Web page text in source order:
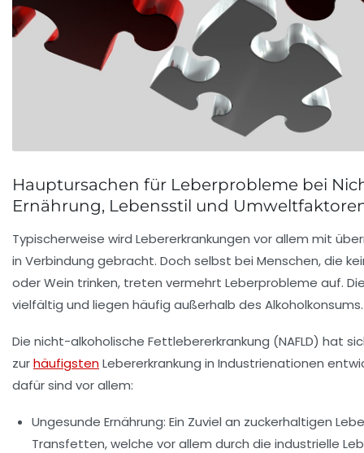
Hauptursachen für Leberprobleme bei
Ernährung, Lebensstil und
Typischerweise wird Lebererkrankungen vor allem mit
in Verbindung gebracht. Doch selbst bei Menschen, die
oder Wein trinken, treten vermehrt Leberprobleme auf.
vielfältig und liegen häufig außerhalb des Alkoholkonsums.
Die nicht-alkoholische Fettlebererkrankung (NAFLD) hat
zurhäufigstenLebererkrankung in Industrienationen
dafür sind vor allem:
Ungesunde Ernährung: Ein Zuviel an zuckerhaltigen
Transfetten, welche vor allem durch die industrielle